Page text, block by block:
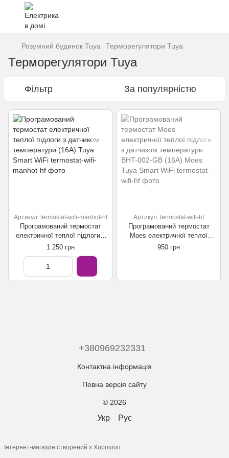
Розумний будинок Tuya Терморегулятори Tuya
Терморегулятори Tuya
Фільтр За популярністю
Артикул: termostat-wifi-manhot-hf
Програмований термостат
електричної теплої підлоги з
датчиком температури (16A)
1 250 грн
Артикул: termostat-wifi-hf
Програмований термостат
Moes електричної теплої
підлоги з датчиком
950 грн
+380969232331
Контактна інформація
Повна версія сайту
© 2026
Укр Рус
Інтернет-магазин створений з Хорошоп